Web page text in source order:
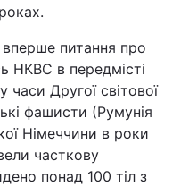
питання про
НКВС в передмісті
Другої світової
фашисти (Румунія
Німеччини в роки
часткову
понад 100 тіл з